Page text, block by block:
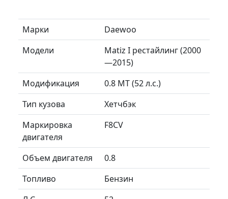
Марки
Daewoo
Модели
Matiz I рестайлинг (2000
—2015)
Модификация
0.8 MT (52 л.с.)
Тип кузова
Хетчбэк
Маркировка
двигателя
F8CV
Объем двигателя
0.8
Топливо
Бензин